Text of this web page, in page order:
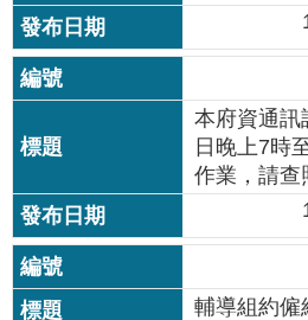
案
件
網
導
回
首
頁
本府資通訊
日晚上7時
作業，請查
輔導組約僱